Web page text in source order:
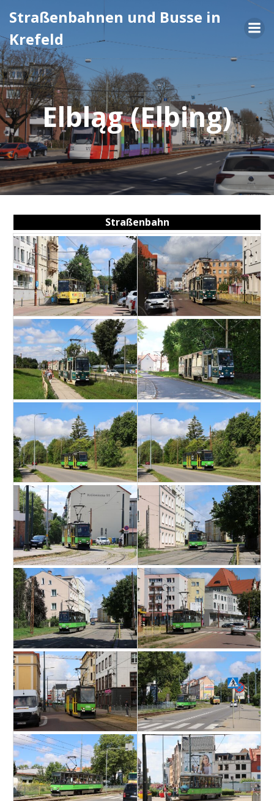
Inhalt
Straßenbahnen und Busse in
Krefeld
Elbląg (Elbing)
Straßenbahn